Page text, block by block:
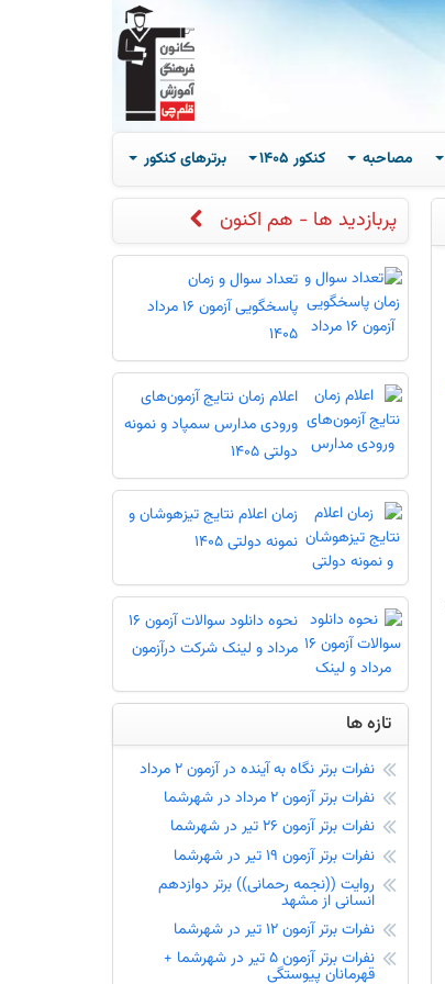
مصاحبه کنکور 1405 برترهای کنکور
پربازدید ها - هم اکنون
تعداد سوال و زمان
پاسخگویی آزمون 16 مرداد
1405
اعلام زمان نتایج آزمون‌های
ورودی مدارس سمپاد و نمونه
دولتی 1405
زمان اعلام نتایج تیزهوشان و
نمونه دولتی 1405
نحوه دانلود سوالات آزمون 16
مرداد و لینک شرکت درآزمون
تازه ها
نفرات برتر نگاه به آینده در آزمون 2 مرداد
نفرات برتر آزمون 2 مرداد در شهرشما
نفرات برتر آزمون 26 تیر در شهرشما
نفرات برتر آزمون 19 تیر در شهرشما
روایت ((نجمه رحمانی)) برتر دوازدهم
انسانی از مشهد
نفرات برتر آزمون 12 تیر در شهرشما
نفرات برتر آزمون 5 تیر در شهرشما +
قهرمانان پیوستگی